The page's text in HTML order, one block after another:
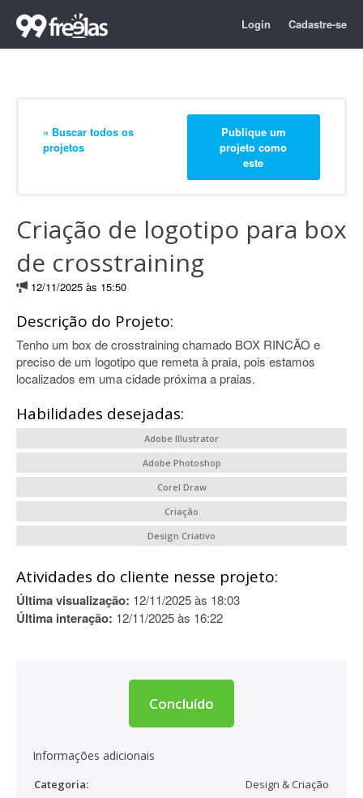
Login Cadastre-se
« Buscar todos os
projetos
Publique um
projeto como
este
Criação de logotipo para box
de crosstraining
12/11/2025 às 15:50
Descrição do Projeto:
Tenho um box de crosstraining chamado BOX RINCÃO e
preciso de um logotipo que remeta à praia, pois estamos
localizados em uma cidade próxima a praias.
Habilidades desejadas:
Adobe Illustrator
Adobe Photoshop
Corel Draw
Criação
Design Criativo
Atividades do cliente nesse projeto:
Última visualização: 12/11/2025 às 18:03
Última interação: 12/11/2025 às 16:22
Concluído
Informações adicionais
Categoria:
Design & Criação